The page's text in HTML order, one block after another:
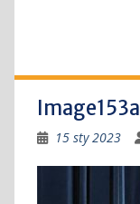
Image153a
15 sty 2023